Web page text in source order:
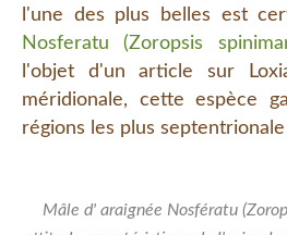
l'une des plus belles est
Nosferatu (Zoropsis
l'objet d'un article sur
méridionale, cette espèce
régions les plus
Mâle d' araignée Nosfératu